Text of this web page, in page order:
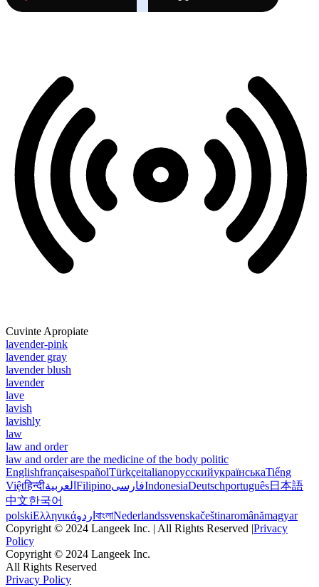
Cuvinte Apropiate
lavender-pink
lavender gray
lavender blush
lavender
lave
lavish
lavishly
law
law and order
law and order are the medicine of the body politic
EnglishfrançaisespañolTürkçeitalianoрусскийукраїнськаTiếng
Việtहिन्दीالعربية FilipinoفارسیIndonesiaDeutschportuguês日本語
中文한국어
polskiΕλληνικάاردو বাংলাNederlandssvenskačeštinaromânămagyar
Copyright © 2024 Langeek Inc. | All Rights Reserved |Privacy
Policy
Copyright © 2024 Langeek Inc.
All Rights Reserved
Privacy Policy